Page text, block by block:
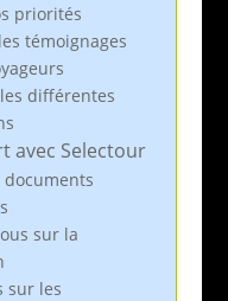
priorités
témoignages
différentes
avec Selectour
documents
sur la
sur les